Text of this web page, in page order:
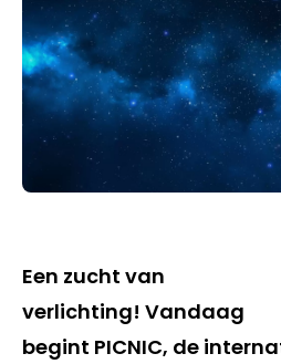
Een zucht van
verlichting! Vandaag
begint PICNIC, de